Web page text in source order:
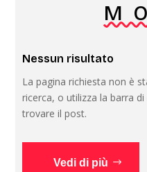
Nessun risultato
La pagina richiesta non è
ricerca, o utilizza la barra
trovare il post.
Vedi di più